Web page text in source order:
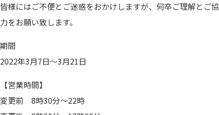
皆様にはご不便とご迷惑をおかけしますが、何卒ご理解とご協
力をお願い致します。
期間
2022年3月7日～3月21日
【営業時間】
変更前 8時30分～22時